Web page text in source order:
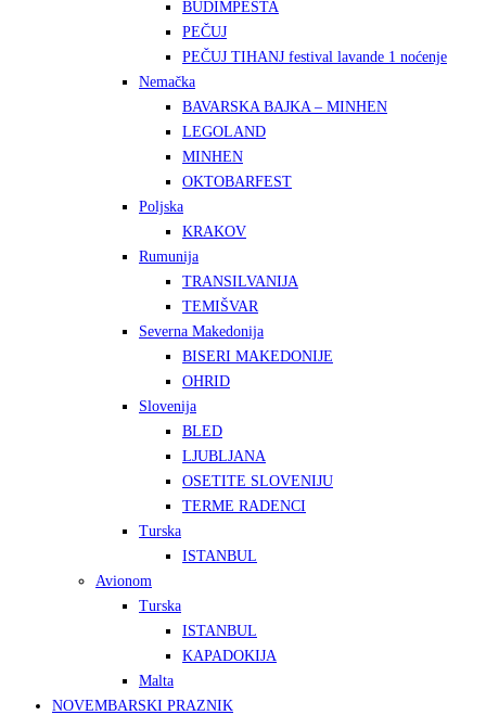
BUDIMPEŠTA
PEČUJ
PEČUJ TIHANJ festival lavande 1 noćenje
Nemačka
BAVARSKA BAJKA – MINHEN
LEGOLAND
MINHEN
OKTOBARFEST
Poljska
KRAKOV
Rumunija
TRANSILVANIJA
TEMIŠVAR
Severna Makedonija
BISERI MAKEDONIJE
OHRID
Slovenija
BLED
LJUBLJANA
OSETITE SLOVENIJU
TERME RADENCI
Turska
ISTANBUL
Avionom
Turska
ISTANBUL
KAPADOKIJA
Malta
NOVEMBARSKI PRAZNIK